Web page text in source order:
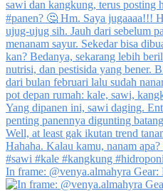
In frame: @venya.almahyra